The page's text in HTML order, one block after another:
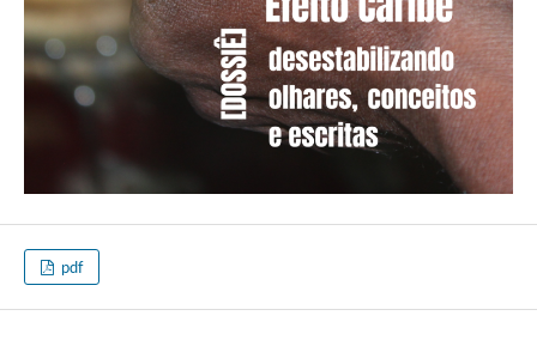
pdf